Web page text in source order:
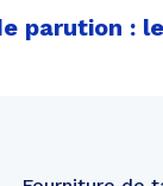
parution :